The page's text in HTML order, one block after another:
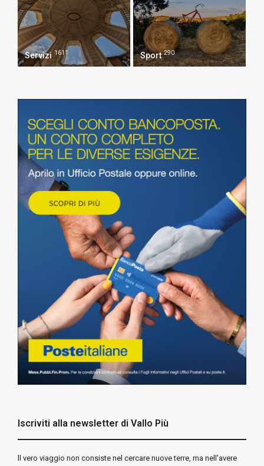
Servizi 1611 Sport 290
Iscriviti alla newsletter di Vallo Più
ll vero viaggio non consiste nel cercare nuove terre, ma nell’avere